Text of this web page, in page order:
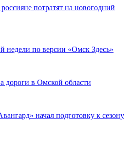
потратят на новогодний
недели по версии «Омск Здесь»
дороги в Омской области
начал подготовку к сезону